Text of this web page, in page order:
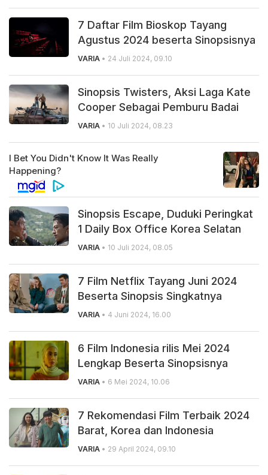
7 Daftar Film Bioskop Tayang
Agustus 2024 beserta Sinopsisnya
VARIA • 24 Juli 2024, 09.10
Sinopsis Twisters, Aksi Laga Kate
Cooper Sebagai Pemburu Badai
VARIA • 10 Juli 2024, 08.23
Sinopsis Escape, Duduki Peringkat
1 Daily Box Office Korea Selatan
VARIA • 10 Juli 2024, 08.05
7 Film Netflix Tayang Juni 2024
Beserta Sinopsis Singkatnya
VARIA • 4 Juni 2024, 16.00
6 Film Indonesia rilis Mei 2024
Lengkap Beserta Sinopsisnya
VARIA • 6 Mei 2024, 10.06
7 Rekomendasi Film Terbaik 2024
Barat, Korea dan Indonesia
VARIA • 29 April 2024, 09.10